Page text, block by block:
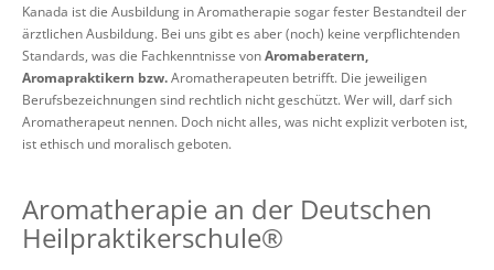
Kanada ist die Ausbildung in Aromatherapie sogar fester Bestandteil der
ärztlichen Ausbildung. Bei uns gibt es aber (noch) keine verpflichtenden
Standards, was die Fachkenntnisse vonAromaberatern,
Aromapraktikern bzw.Aromatherapeuten betrifft. Die jeweiligen
Berufsbezeichnungen sind rechtlich nicht geschützt. Wer will, darf sich
Aromatherapeut nennen. Doch nicht alles, was nicht explizit verboten ist,
ist ethisch und moralisch geboten.
Aromatherapie an der Deutschen
Heilpraktikerschule®